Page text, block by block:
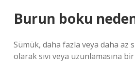
Burun boku
Sümük, daha fazla veya daha az
olarak sıvı veya uzunlamasına